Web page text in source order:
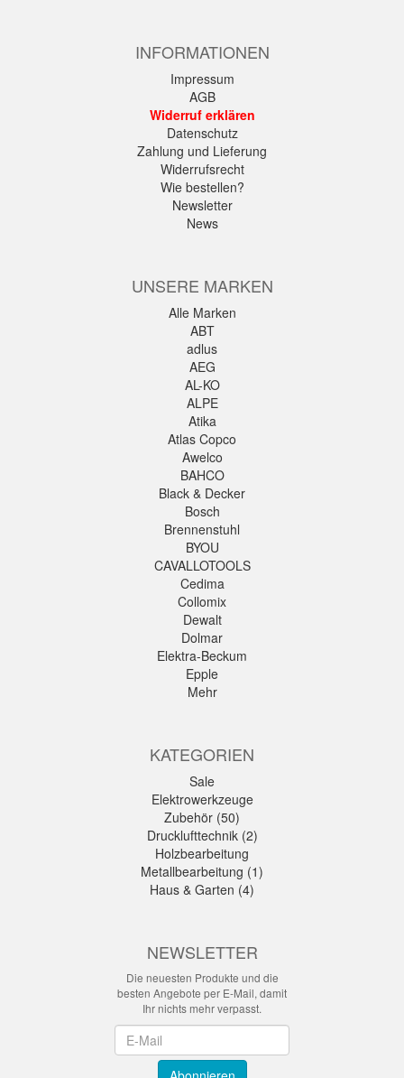
INFORMATIONEN
Impressum
AGB
Widerruf erklären
Datenschutz
Zahlung und Lieferung
Widerrufsrecht
Wie bestellen?
Newsletter
News
UNSERE MARKEN
Alle Marken
ABT
adlus
AEG
AL-KO
ALPE
Atika
Atlas Copco
Awelco
BAHCO
Black & Decker
Bosch
Brennenstuhl
BYOU
CAVALLOTOOLS
Cedima
Collomix
Dewalt
Dolmar
Elektra-Beckum
Epple
Mehr
KATEGORIEN
Sale
Elektrowerkzeuge
Zubehör (50)
Drucklufttechnik (2)
Holzbearbeitung
Metallbearbeitung (1)
Haus & Garten (4)
NEWSLETTER
Die neuesten Produkte und die
besten Angebote per E-Mail, damit
Ihr nichts mehr verpasst.